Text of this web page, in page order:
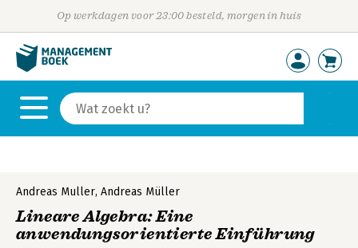
Op werkdagen voor 23:00 besteld, morgen in huis
Andreas Muller, Andreas Müller
Lineare Algebra: Eine
anwendungsorientierte Einführung